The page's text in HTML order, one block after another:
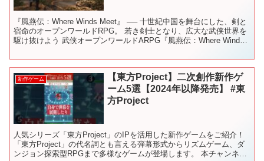
『風燕伝：Where Winds Meet』 ── 十世紀中国を舞台にした、剣と
宿命のオープンワールドRPG。 若き剣士となり、広大な武侠世界を
駆け抜けよう 武侠オープンワールドARPG『風燕伝：Where Winds
新作ゲーム
【東方Project】二次創作新作ゲ
ーム5選【2024年以降発売】 #東
方Project
人気シリーズ「東方Project」のIPを活用した新作ゲームをご紹介！
「東方Project」の代名詞とも言える弾幕形式からリズムゲーム、ダ
ンジョン探索型RPGまで多様なゲームが登場します。 本チャンネル